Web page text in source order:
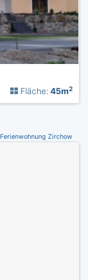
Fläche: 45m2
Ferienwohnung Zirchow